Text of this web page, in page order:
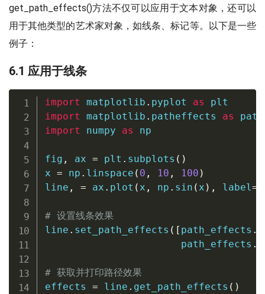
get_path_effects()方法不仅可以应用于文本对象，还可以
用于其他类型的艺术家对象，如线条、标记等。以下是一些
例子：
6.1 应用于线条
import matplotlib . pyplot as
import matplotlib . patheffects as
import numpy as np
fig , ax = plt . subplots ( )
x = np . linspace ( 0 , 10 , 100 )
line , = ax . plot ( x , np . sin ( x ) , label =
# 设置线条效果
line . set_path_effects ( [ path_effects .
                       path_effects
.
# 获取并打印路径效果
effects = line . get_path_effects ( )